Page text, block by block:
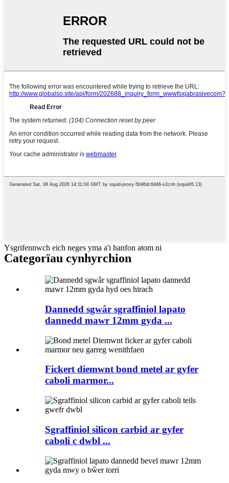
Ysgrifennwch eich neges yma a'i hanfon atom ni
Categorïau cynhyrchion
Dannedd sgwâr sgraffiniol lapato
dannedd mawr 12mm gyda ...
Fickert diemwnt bond metel ar gyfer
caboli marmor...
Sgraffiniol silicon carbid ar gyfer
caboli c dwbl ...